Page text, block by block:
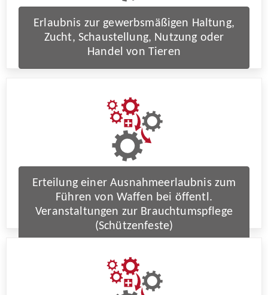
Erlaubnis zur gewerbsmäßigen Haltung,
Zucht, Schaustellung, Nutzung oder
Handel von Tieren
Erteilung einer Ausnahmeerlaubnis zum
Führen von Waffen bei öffentl.
Veranstaltungen zur Brauchtumspflege
(Schützenfeste)